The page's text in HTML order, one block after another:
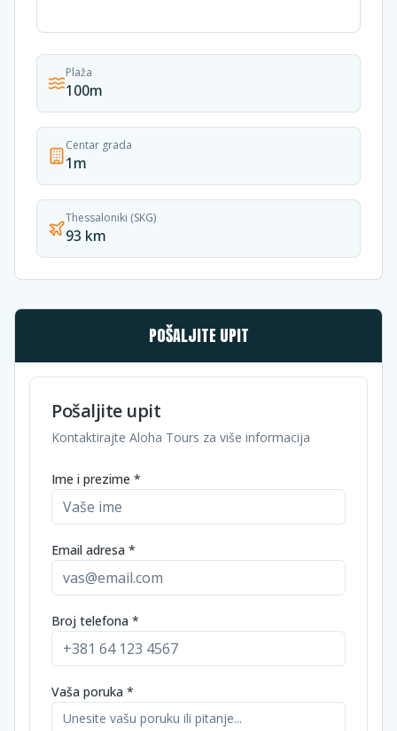
Plaža
100m
Centar grada
1m
Thessaloniki (SKG)
93 km
POŠALJITE UPIT
Pošaljite upit
Kontaktirajte Aloha Tours za više informacija
Ime i prezime *
Email adresa *
Broj telefona *
Vaša poruka *